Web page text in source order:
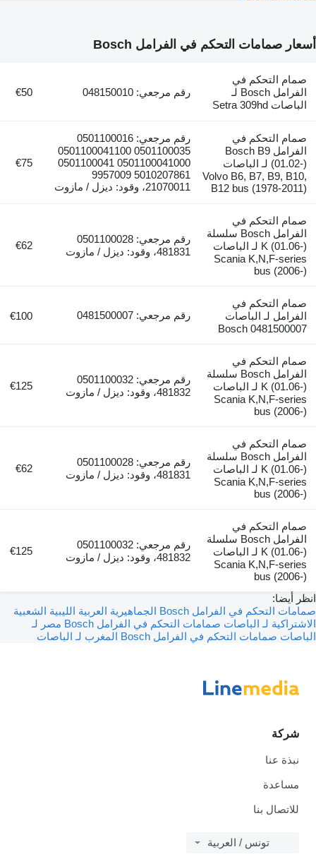
أسعار صمامات التحكم في الفرامل Bosch
صمام التحكم في
الفرامل Bosch لـ
الباصات Setra 309hd
رقم مرجعي: 048150010 €50
صمام التحكم في
الفرامل Bosch B9
(01.02-) لـ الباصات
Volvo B6, B7, B9, B10,
B12 bus (1978-2011)
رقم مرجعي: 0501100016
0501100035 0501100041100
0501100041000 0501100041
5010207861 9957009
21070011، وقود: ديزل / مازوت
€75
صمام التحكم في
الفرامل Bosch سلسلة
K (01.06-) لـ الباصات
Scania K,N,F-series
bus (2006-)
رقم مرجعي: 0501100028
481831، وقود: ديزل / مازوت
€62
صمام التحكم في
الفرامل لـ الباصات
Bosch 0481500007
رقم مرجعي: 0481500007 €100
صمام التحكم في
الفرامل Bosch سلسلة
K (01.06-) لـ الباصات
Scania K,N,F-series
bus (2006-)
رقم مرجعي: 0501100032
481832، وقود: ديزل / مازوت
€125
صمام التحكم في
الفرامل Bosch سلسلة
K (01.06-) لـ الباصات
Scania K,N,F-series
bus (2006-)
رقم مرجعي: 0501100028
481831، وقود: ديزل / مازوت
€62
صمام التحكم في
الفرامل Bosch سلسلة
K (01.06-) لـ الباصات
Scania K,N,F-series
bus (2006-)
رقم مرجعي: 0501100032
481832، وقود: ديزل / مازوت
€125
انظر أيضا:
صمامات التحكم في الفرامل Bosch الجماهيرية العربية الليبية الشعبية
الاشتراكية لـ الباصات
صمامات التحكم في الفرامل Bosch مصر لـ
الباصات صمامات التحكم في الفرامل Bosch المغرب لـ الباصات
شركة
نبذة عنا
مساعدة
للاتصال بنا
تونس / العربية